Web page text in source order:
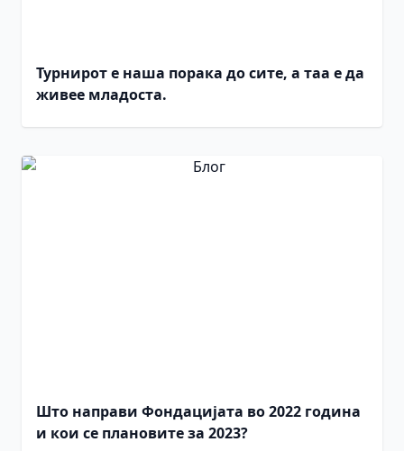
Турнирот е наша порака до сите, а таа е да
живее младоста.
Што направи Фондацијата во 2022 година
и кои се плановите за 2023?